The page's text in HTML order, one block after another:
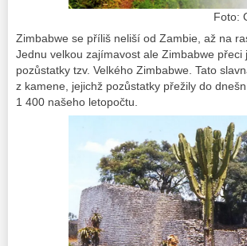
Foto:
Zimbabwe se příliš neliší od Zambie, až na
Jednu velkou zajímavost ale Zimbabwe
pozůstatky tzv. Velkého Zimbabwe . Tato
z kamene, jejichž pozůstatky přežily do
1 400 našeho letopočtu.